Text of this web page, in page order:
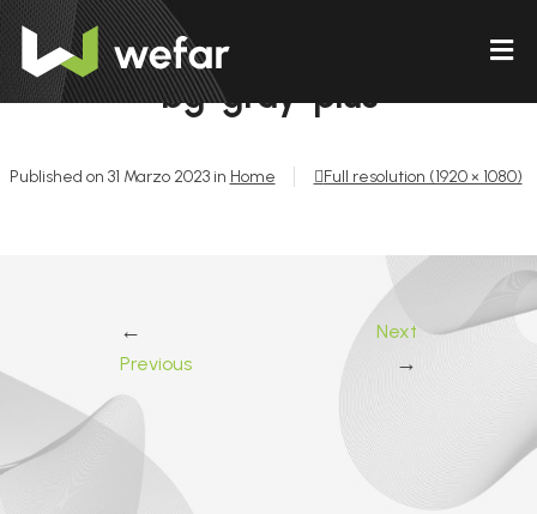
bg-gray-plus
Published on 31 Marzo 2023in Home Full resolution (1920 × 1080)
←
Previous
Next
→